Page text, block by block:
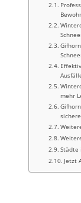
mehr
Städte
Jetzt